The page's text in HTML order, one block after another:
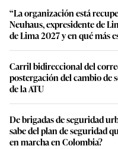
“La organización está
Neuhaus, expresidente de
de Lima 2027 y en qué más
Carril bidireccional del
postergación del cambio de
de la ATU
De brigadas de seguridad
sabe del plan de seguridad
en marcha en Colombia?